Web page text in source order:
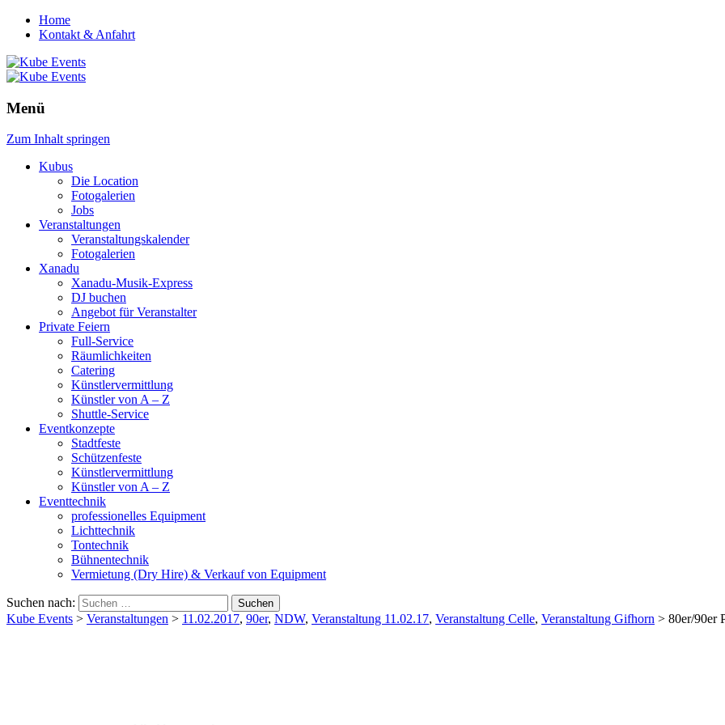
Home
Kontakt & Anfahrt
Menü
Zum Inhalt springen
Kubus
Die Location
Fotogalerien
Jobs
Veranstaltungen
Veranstaltungskalender
Fotogalerien
Xanadu
Xanadu-Musik-Express
DJ buchen
Angebot für Veranstalter
Private Feiern
Full-Service
Räumlichkeiten
Catering
Künstlervermittlung
Künstler von A – Z
Shuttle-Service
Eventkonzepte
Stadtfeste
Schützenfeste
Künstlervermittlung
Künstler von A – Z
Eventtechnik
professionelles Equipment
Lichttechnik
Tontechnik
Bühnentechnik
Vermietung (Dry Hire) & Verkauf von Equipment
Suchen nach:
Kube Events > Veranstaltungen > 11.02.2017, 90er, NDW, Veranstaltung 11.02.17, Veranstaltung Celle, Veranstaltung Gifhorn > 80er/90er